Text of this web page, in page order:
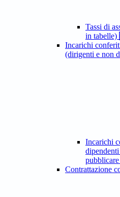
Tassi di
in tabelle)
Incarichi
(dirigenti e non
Incarichi
Contrattazione